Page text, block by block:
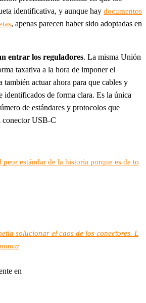
identificativa, y aunque hay documentos
, apenas parecen haber sido adoptadas en
entrar los reguladores. La misma Unión
taxativa a la hora de imponer el
actuar ahora para que cables y
identificados de forma clara. Es la única
de estándares y protocolos que
conector USB-C
peor estándar de la historia porque es de to
solucionar el caos de los conectores. L
en